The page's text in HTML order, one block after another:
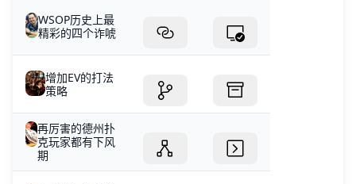
WSOP历史上最
精彩的四个诈唬
增加EV的打法
策略
再厉害的德州扑
克玩家都有下风
期